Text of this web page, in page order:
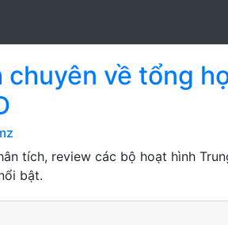
chuyên về tổng
tích, review các bộ hoạt hình
bật.